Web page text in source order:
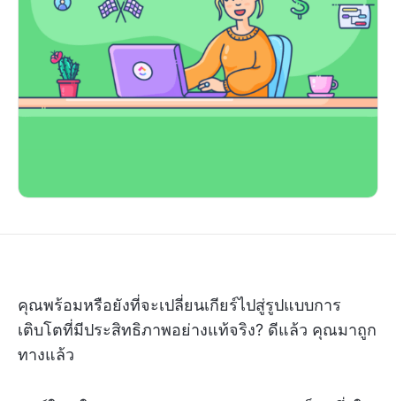
คุณพร้อมหรือยังที่จะเปลี่ยนเกียร์ไปสู่รูปแบบการ
เติบโตที่มีประสิทธิภาพอย่างแท้จริง? ดีแล้ว คุณมาถูก
ทางแล้ว